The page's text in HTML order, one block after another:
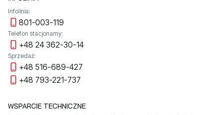
Infolinia:
801-003-119
Telefon stacjonarny:
+48 24 362-30-14
Sprzedaż:
+48 516-689-427
+48 793-221-737
WSPARCIE TECHNICZNE